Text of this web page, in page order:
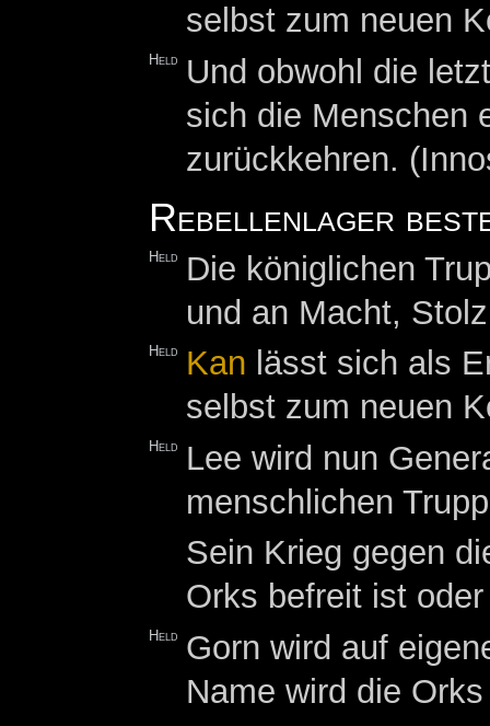
selbst zum neuen
Held
Und obwohl die
sich die Menschen
zurückkehren.
Rebellenlager
Held
Die königlichen
und an Macht,
Held Kan lässt sich als
selbst zum neuen
Held
Lee wird nun
menschlichen
Sein Krieg gegen
Orks befreit ist
Held
Gorn wird auf
Name wird die